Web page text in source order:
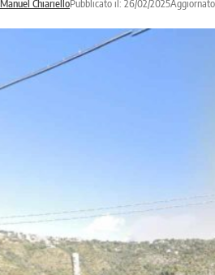
Manuel ChiarielloPubblicato il: 26/02/2025